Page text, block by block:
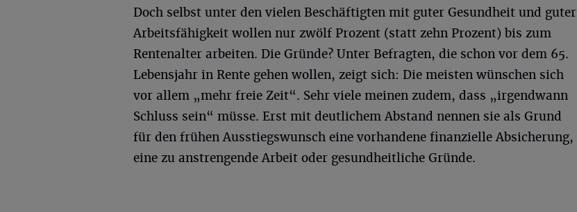
Doch selbst unter den vielen Beschäftigten mit guter Gesundheit und guter
Arbeitsfähigkeit wollen nur zwölf Prozent (statt zehn Prozent) bis zum
Rentenalter arbeiten. Die Gründe? Unter Befragten, die schon vor dem 65.
Lebensjahr in Rente gehen wollen, zeigt sich: Die meisten wünschen sich
vor allem „mehr freie Zeit“. Sehr viele meinen zudem, dass „irgendwann
Schluss sein“ müsse. Erst mit deutlichem Abstand nennen sie als Grund
für den frühen Ausstiegswunsch eine vorhandene finanzielle Absicherung,
eine zu anstrengende Arbeit oder gesundheitliche Gründe.